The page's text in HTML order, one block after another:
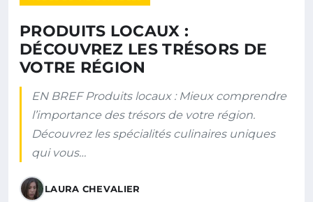
PRODUITS LOCAUX :
DÉCOUVREZ LES TRÉSORS DE
VOTRE RÉGION
EN BREF Produits locaux : Mieux comprendre
l’importance des trésors de votre région.
Découvrez les spécialités culinaires uniques
qui vous…
LAURA CHEVALIER